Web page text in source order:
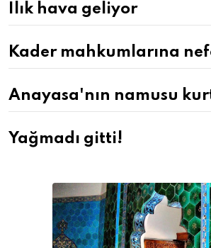
Ilık hava geliyor
Kader mahkumlarına
Anayasa'nın namusu
Yağmadı gitti!